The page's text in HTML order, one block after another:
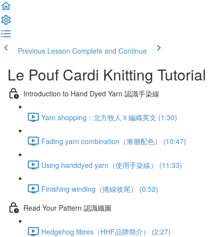
Previous Lesson Complete and Continue
Le Pouf Cardi Knitting Tutorial
Introduction to Hand Dyed Yarn 認識手染線
Yarn shopping：北方牧人Ｘ編織英文 (1:30)
Fading yarn combination（漸層配色） (10:47)
Using handdyed yarn（使用手染線） (11:33)
Finishing winding（捲線收尾） (0:52)
Read Your Pattern 認識織圖
Hedgehog fibres（HHF品牌簡介） (2:27)